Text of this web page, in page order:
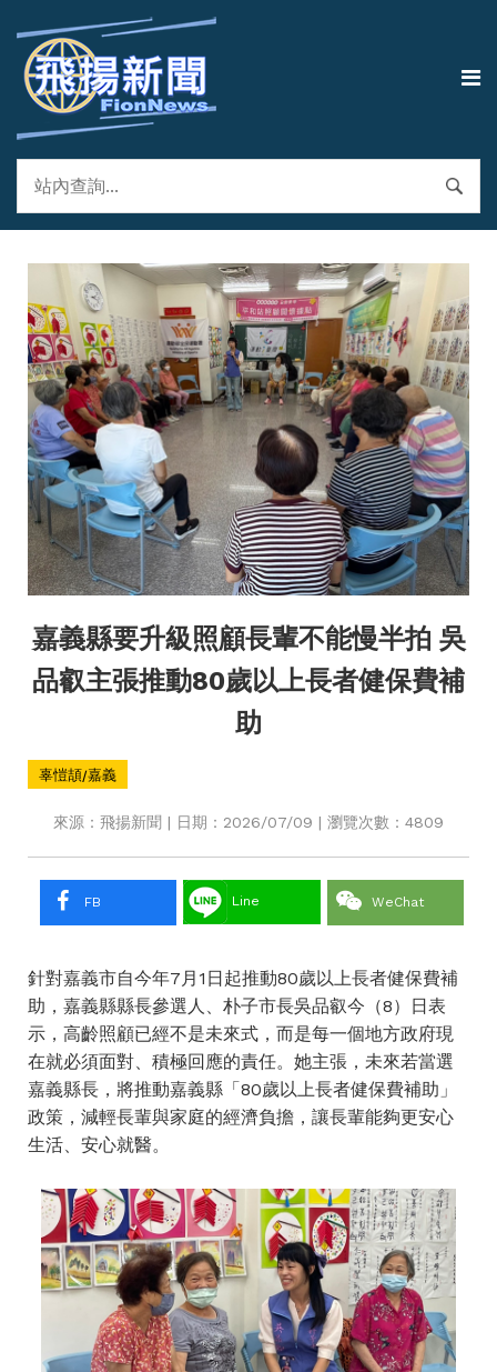
嘉義縣要升級照顧長輩不能慢半拍 吳
品叡主張推動80歲以上長者健保費補
助
辜愷頡/嘉義
來源：飛揚新聞 | 日期：2026/07/09 | 瀏覽次數：4809
FB Line WeChat
針對嘉義市自今年7月1日起推動80歲以上長者健保費補
助，嘉義縣縣長參選人、朴子市長吳品叡今（8）日表
示，高齡照顧已經不是未來式，而是每一個地方政府現
在就必須面對、積極回應的責任。她主張，未來若當選
嘉義縣長，將推動嘉義縣「80歲以上長者健保費補助」
政策，減輕長輩與家庭的經濟負擔，讓長輩能夠更安心
生活、安心就醫。